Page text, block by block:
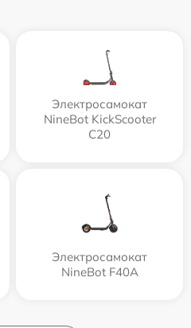
Электросамокат
NineBot KickScooter
C20
Электросамокат
NineBot F40A